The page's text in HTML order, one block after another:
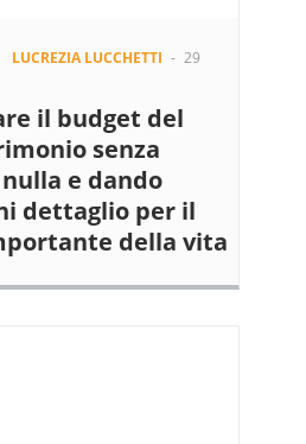
LUCREZIA LUCCHETTI - 29
il budget del
senza
e dando
dettaglio per il
della vita